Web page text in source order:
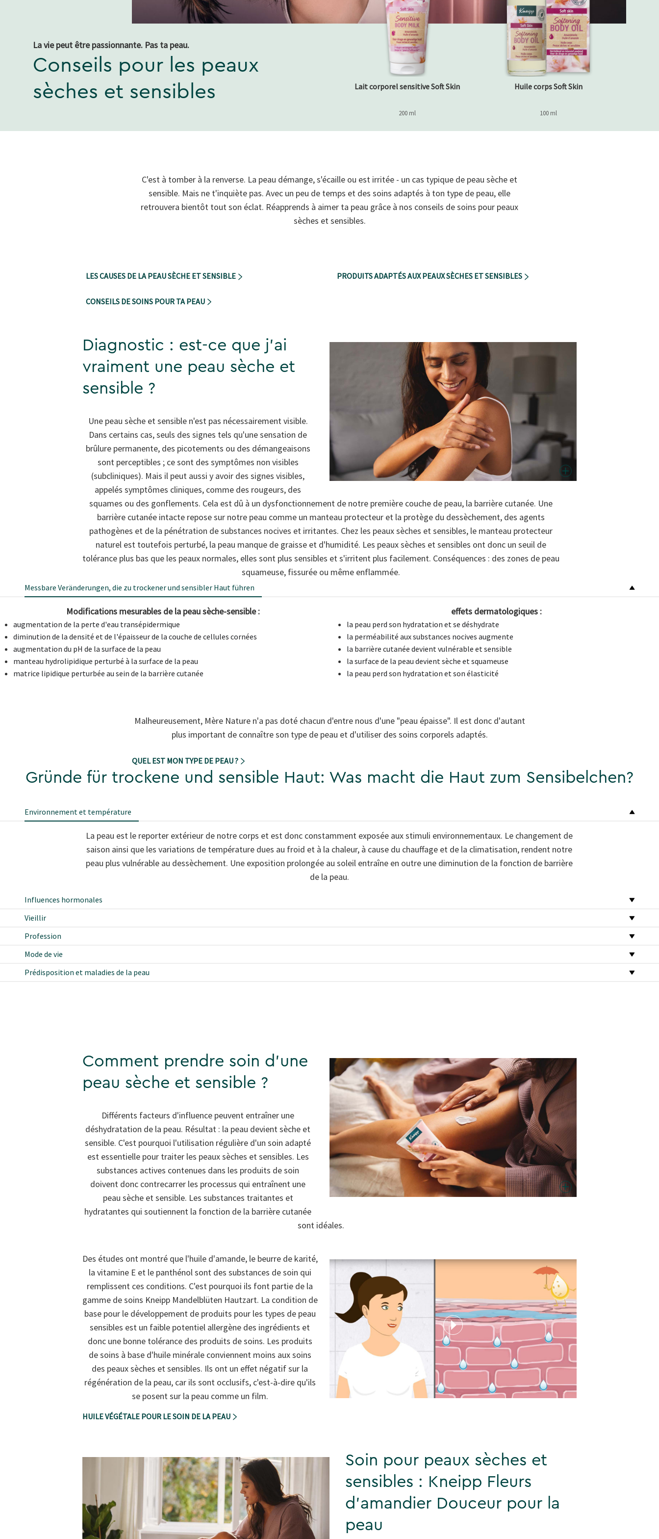
La vie peut être passionnante. Pas ta peau.
Conseils pour les peaux
sèches et sensibles
Lait corporel sensitive Soft Skin
200 ml
Huile corps Soft Skin
100 ml
C'est à tomber à la renverse. La peau démange, s'écaille ou est irritée - un cas typique de peau sèche et
sensible. Mais ne t'inquiète pas. Avec un peu de temps et des soins adaptés à ton type de peau, elle
retrouvera bientôt tout son éclat. Réapprends à aimer ta peau grâce à nos conseils de soins pour peaux
sèches et sensibles.
LES CAUSES DE LA PEAU SÈCHE ET SENSIBLE PRODUITS ADAPTÉS AUX PEAUX SÈCHES ET SENSIBLES
CONSEILS DE SOINS POUR TA PEAU
Diagnostic : est-ce que j'ai
vraiment une peau sèche et
sensible ?
Une peau sèche et sensible n'est pas nécessairement visible.
Dans certains cas, seuls des signes tels qu'une sensation de
brûlure permanente, des picotements ou des démangeaisons
sont perceptibles ; ce sont des symptômes non visibles
(subcliniques). Mais il peut aussi y avoir des signes visibles,
appelés symptômes cliniques, comme des rougeurs, des
squames ou des gonflements. Cela est dû à un dysfonctionnement de notre première couche de peau, la barrière cutanée. Une
barrière cutanée intacte repose sur notre peau comme un manteau protecteur et la protège du dessèchement, des agents
pathogènes et de la pénétration de substances nocives et irritantes. Chez les peaux sèches et sensibles, le manteau protecteur
naturel est toutefois perturbé, la peau manque de graisse et d'humidité. Les peaux sèches et sensibles ont donc un seuil de
tolérance plus bas que les peaux normales, elles sont plus sensibles et s'irritent plus facilement. Conséquences : des zones de peau
squameuse, fissurée ou même enflammée.
Messbare Veränderungen, die zu trockener und sensibler Haut führen
Modifications mesurables de la peau sèche-sensible :
augmentation de la perte d'eau transépidermique
diminution de la densité et de l'épaisseur de la couche de cellules cornées
augmentation du pH de la surface de la peau
manteau hydrolipidique perturbé à la surface de la peau
matrice lipidique perturbée au sein de la barrière cutanée
effets dermatologiques :
la peau perd son hydratation et se déshydrate
la perméabilité aux substances nocives augmente
la barrière cutanée devient vulnérable et sensible
la surface de la peau devient sèche et squameuse
la peau perd son hydratation et son élasticité
Malheureusement, Mère Nature n'a pas doté chacun d'entre nous d'une "peau épaisse". Il est donc d'autant
plus important de connaître son type de peau et d'utiliser des soins corporels adaptés.
QUEL EST MON TYPE DE PEAU ?
Gründe für trockene und sensible Haut: Was macht die Haut zum Sensibelchen?
Environnement et température
La peau est le reporter extérieur de notre corps et est donc constamment exposée aux stimuli environnementaux. Le changement de
saison ainsi que les variations de température dues au froid et à la chaleur, à cause du chauffage et de la climatisation, rendent notre
peau plus vulnérable au dessèchement. Une exposition prolongée au soleil entraîne en outre une diminution de la fonction de barrière
de la peau.
Influences hormonales
Vieillir
Profession
Mode de vie
Prédisposition et maladies de la peau
Comment prendre soin d'une
peau sèche et sensible ?
Différents facteurs d'influence peuvent entraîner une
déshydratation de la peau. Résultat : la peau devient sèche et
sensible. C'est pourquoi l'utilisation régulière d'un soin adapté
est essentielle pour traiter les peaux sèches et sensibles. Les
substances actives contenues dans les produits de soin
doivent donc contrecarrer les processus qui entraînent une
peau sèche et sensible. Les substances traitantes et
hydratantes qui soutiennent la fonction de la barrière cutanée
sont idéales.
Des études ont montré que l'huile d'amande, le beurre de karité,
la vitamine E et le panthénol sont des substances de soin qui
remplissent ces conditions. C'est pourquoi ils font partie de la
gamme de soins Kneipp Mandelblüten Hautzart. La condition de
base pour le développement de produits pour les types de peau
sensibles est un faible potentiel allergène des ingrédients et
donc une bonne tolérance des produits de soins. Les produits
de soins à base d'huile minérale conviennent moins aux soins
des peaux sèches et sensibles. Ils ont un effet négatif sur la
régénération de la peau, car ils sont occlusifs, c'est-à-dire qu'ils
se posent sur la peau comme un film.
HUILE VÉGÉTALE POUR LE SOIN DE LA PEAU
Soin pour peaux sèches et
sensibles : Kneipp Fleurs
d'amandier Douceur pour la
peau